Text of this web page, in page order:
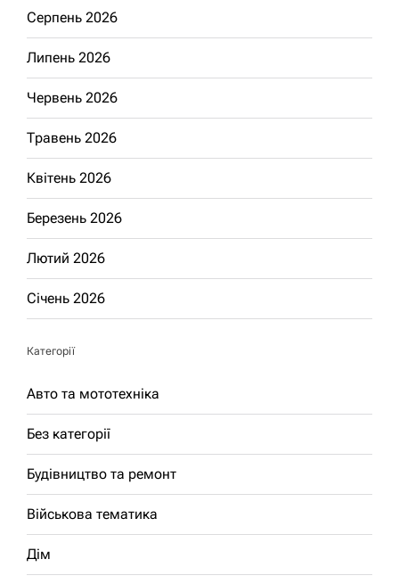
Серпень 2026
Липень 2026
Червень 2026
Травень 2026
Квітень 2026
Березень 2026
Лютий 2026
Січень 2026
Категорії
Авто та мототехніка
Без категорії
Будівництво та ремонт
Військова тематика
Дім